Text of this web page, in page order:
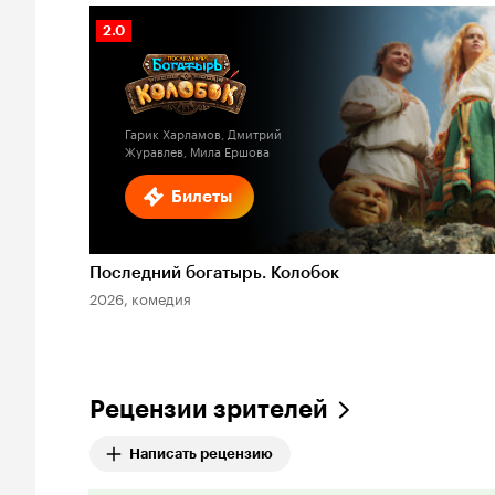
Билеты
Рейтинг
Кинопоиска
2.0
Гарик Харламов, Дмитрий
Журавлев, Мила Ершова
Последний богатырь. Колобок
2026, комедия
Рецензии зрителей
Написать рецензию